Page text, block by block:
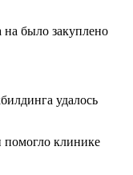
на было закуплено
удалось